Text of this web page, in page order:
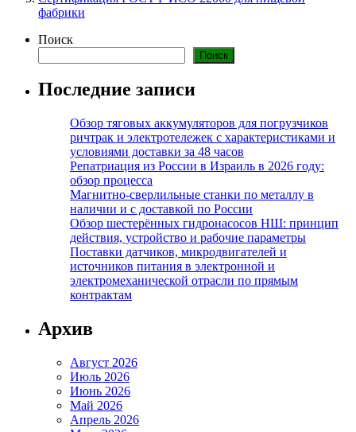
фабрики
Поиск
Поиск
Последние записи
Обзор тяговых аккумуляторов для погрузчиков
ричтрак и электротележек с характеристиками и
условиями доставки за 48 часов
Репатриация из России в Израиль в 2026 году:
обзор процесса
Магнитно-сверлильные станки по металлу в
наличии и с доставкой по России
Обзор шестерённых гидронасосов НШ: принцип
действия, устройство и рабочие параметры
Поставки датчиков, микродвигателей и
источников питания в электронной и
электромеханической отрасли по прямым
контрактам
Архив
Август 2026
Июль 2026
Июнь 2026
Май 2026
Апрель 2026